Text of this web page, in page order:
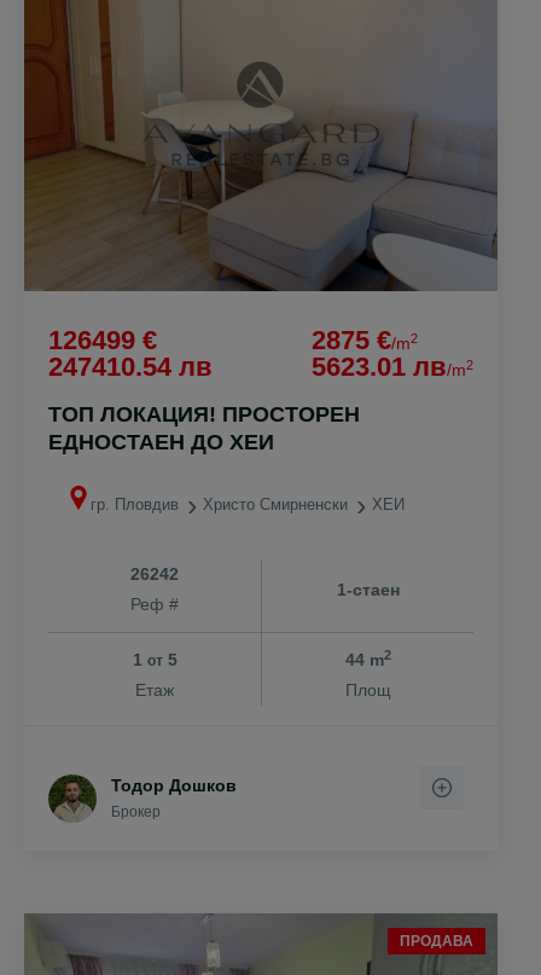
126499 €
247410.54 лв
2875 €/m2
5623.01 лв/m2
ТОП ЛОКАЦИЯ! ПРОСТОРЕН
ЕДНОСТАЕН ДО ХЕИ
гр. Пловдив Христо Смирненски ХЕИ
26242
Реф #
1-стаен
1 от5
Етаж
44 m2
Площ
Тодор Дошков
Брокер
ПРОДАВА